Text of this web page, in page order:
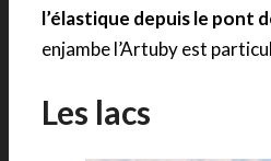
l’élastique depuis le pont
enjambe l’Artuby est
Les lacs